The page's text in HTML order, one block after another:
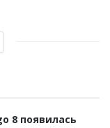
8 появилась